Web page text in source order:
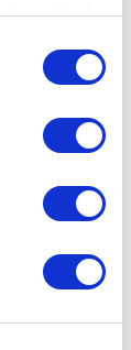
hozzájárul a
2025.04.07